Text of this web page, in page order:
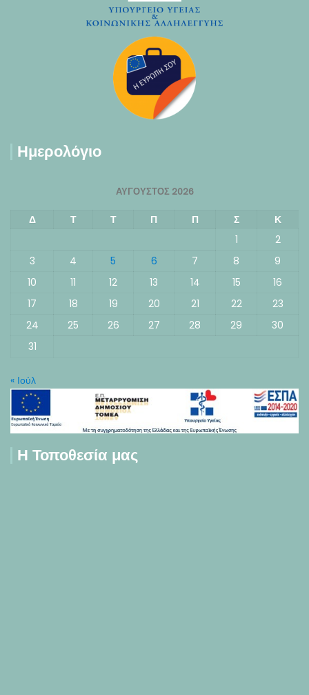
Ημερολόγιο
ΑΎΓΟΥΣΤΟΣ 2026
Δ Τ Τ Π Π Σ
Κ
1
2
3
4 5 6 7 8
9
10
11 12 13 14 15
16
17
18 19 20 21 22
23
24
25 26 27 28 29
30
31
« Ιούλ
Η Τοποθεσία μας